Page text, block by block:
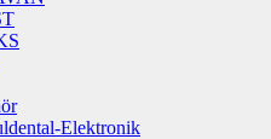
Elektronik